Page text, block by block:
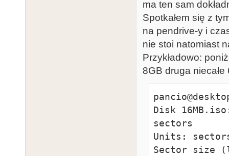
ma ten sam
Spotkałem się z
na pendrive-y i
nie stoi natomiast
Przykładowo:
8GB druga niecałe
Disk
sectors
Units:
Sector size